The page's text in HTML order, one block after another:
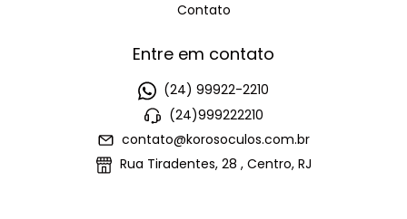
Contato
Entre em contato
(24) 99922-2210
(24)999222210
contato@korosoculos.com.br
Rua Tiradentes, 28 , Centro, RJ